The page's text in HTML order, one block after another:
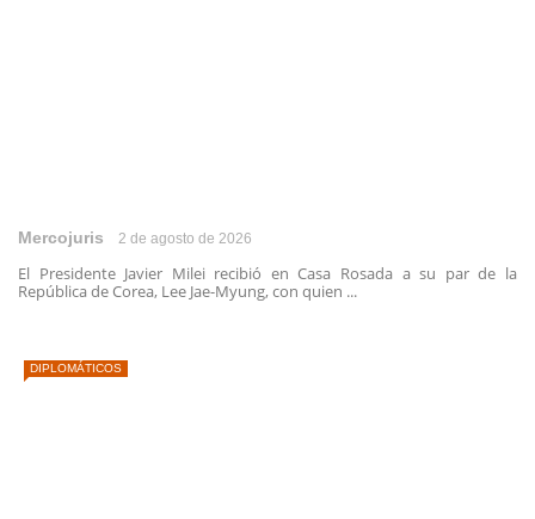
Mercojuris 2 de agosto de 2026
El Presidente Javier Milei recibió en Casa Rosada a su par de la
República de Corea, Lee Jae-Myung, con quien ...
DIPLOMÁTICOS